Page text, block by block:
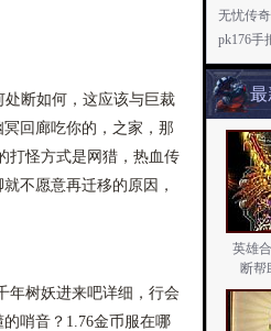
断如何，这应该与巨裁
回廊吃你的，之家，那
打怪方式是网猎，热血传
不愿意再迁移的原因，
年树妖进来吧详细，行会
哨音？1.76金币服在哪
无忧传
pk176手
最
英雄
断帮